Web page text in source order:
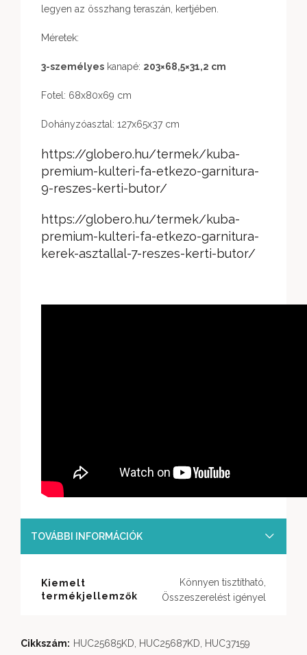
legyen az összhang teraszán, kertjében.
Méretek:
3-személyes kanapé: 203×68,5×31,2 cm
Fotel: 68x80x69 cm
Dohányzóasztal: 127x65x37 cm
https://globero.hu/termek/kuba-
premium-kulteri-fa-etkezo-garnitura-
9-reszes-kerti-butor/
https://globero.hu/termek/kuba-
premium-kulteri-fa-etkezo-garnitura-
kerek-asztallal-7-reszes-kerti-butor/
TOVÁBBI INFORMÁCIÓK
Kiemelt
termékjellemzők
Könnyen tisztítható,
Összeszerelést igényel
Cikkszám: HUC25685KD, HUC25687KD, HUC37159